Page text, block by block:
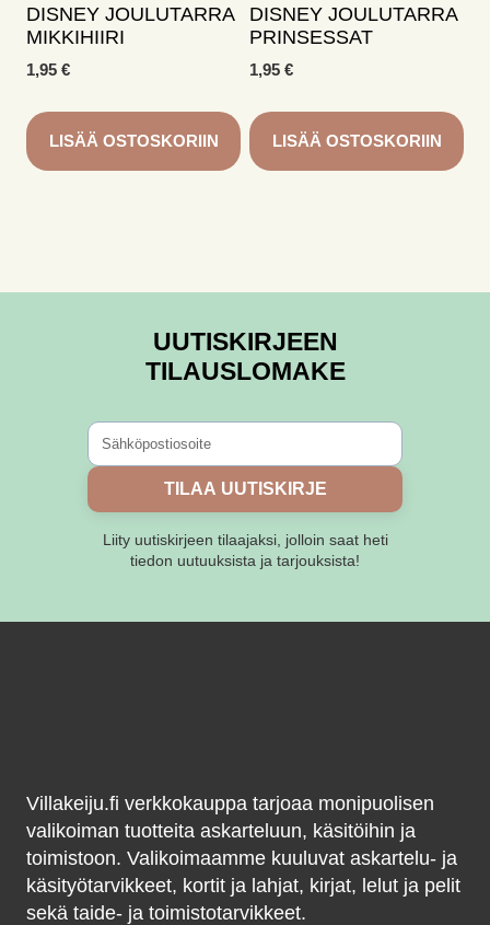
DISNEY JOULUTARRA
MIKKIHIIRI
1,95 €
LISÄÄ OSTOSKORIIN
DISNEY JOULUTARRA
PRINSESSAT
1,95 €
LISÄÄ OSTOSKORIIN
UUTISKIRJEEN
TILAUSLOMAKE
TILAA UUTISKIRJE
Liity uutiskirjeen tilaajaksi, jolloin saat heti
tiedon uutuuksista ja tarjouksista!
Villakeiju.fi verkkokauppa tarjoaa monipuolisen
valikoiman tuotteita askarteluun, käsitöihin ja
toimistoon. Valikoimaamme kuuluvat askartelu- ja
käsityötarvikkeet, kortit ja lahjat, kirjat, lelut ja pelit
sekä taide- ja toimistotarvikkeet.